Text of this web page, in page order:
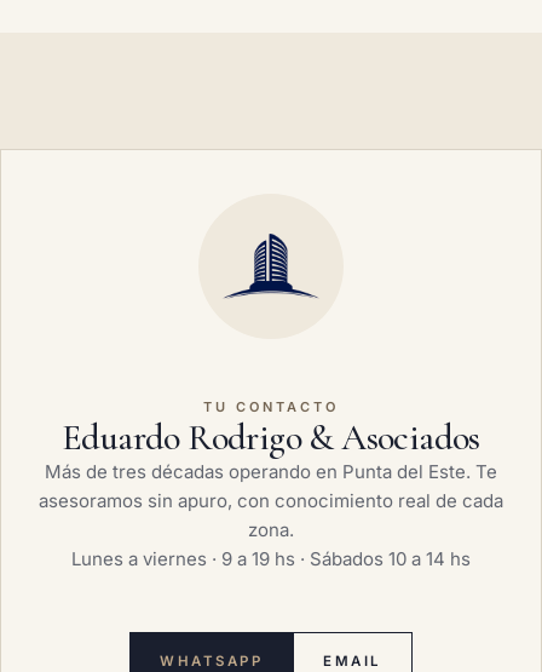
TU CONTACTO
Eduardo Rodrigo & Asociados
Más de tres décadas operando en Punta del Este. Te
asesoramos sin apuro, con conocimiento real de cada
zona.
Lunes a viernes · 9 a 19 hs · Sábados 10 a 14 hs
WHATSAPP EMAIL